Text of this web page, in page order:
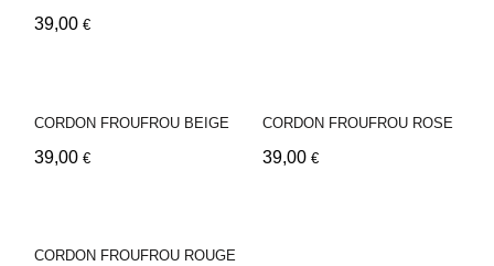
39,00 €
CORDON FROUFROU BEIGE
39,00 €
CORDON FROUFROU ROSE
39,00 €
CORDON FROUFROU ROUGE